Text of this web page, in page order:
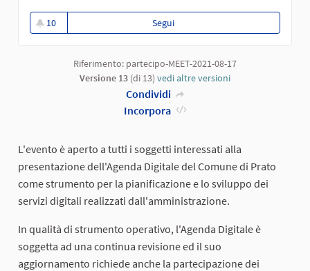
10
10 sostenitori
Segui
Riferimento: partecipo-MEET-2021-08-17
Versione 13 (di 13) vedi altre versioni
Condividi
Incorpora
L'evento è aperto a tutti i soggetti interessati alla
presentazione dell'Agenda Digitale del Comune di Prato
come strumento per la pianificazione e lo sviluppo dei
servizi digitali realizzati dall'amministrazione.
In qualità di strumento operativo, l'Agenda Digitale è
soggetta ad una continua revisione ed il suo
aggiornamento richiede anche la partecipazione dei